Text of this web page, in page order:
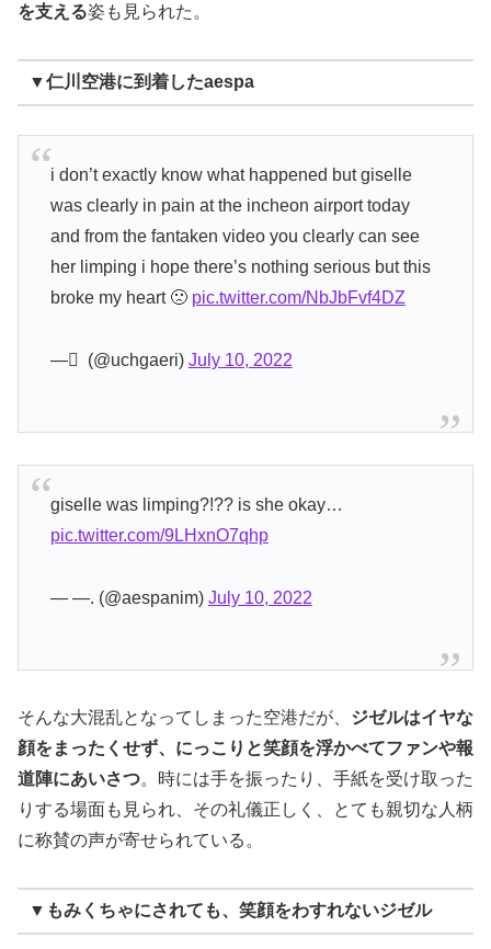
を支える姿も見られた。
▼仁川空港に到着したaespa
i don’t exactly know what happened but giselle
was clearly in pain at the incheon airport today
and from the fantaken video you clearly can see
her limping i hope there’s nothing serious but this
broke my heart 🙁 pic.twitter.com/NbJbFvf4DZ
— ً (@uchgaeri) July 10, 2022
giselle was limping?!?? is she okay…
pic.twitter.com/9LHxnO7qhp
— —. (@aespanim) July 10, 2022
そんな大混乱となってしまった空港だが、 ジゼルはイヤな
顔をまったくせず、にっこりと笑顔を浮かべてファンや報
道陣にあいさつ。時には手を振ったり、手紙を受け取った
りする場面も見られ、その礼儀正しく、とても親切な人柄
に称賛の声が寄せられている。
▼もみくちゃにされても、笑顔をわすれないジゼル